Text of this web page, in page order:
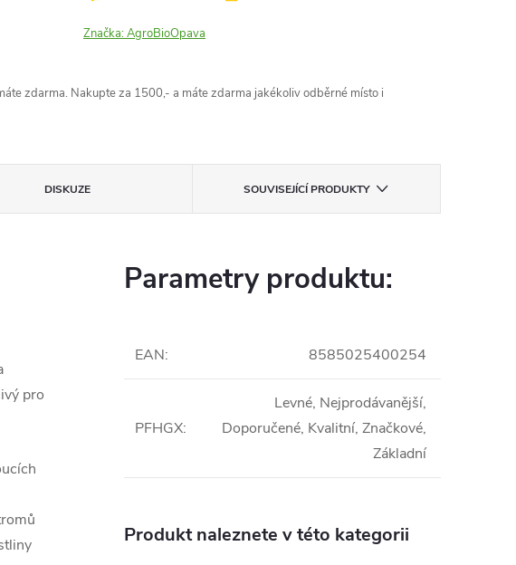
Značka:AgroBioOpava
zdarma. Nakupte za 1500,- a máte zdarma jakékoliv odběrné místo i
DISKUZE SOUVISEJÍCÍ PRODUKTY
pro
Parametry produktu:
EAN: 8585025400254
PFHGX:
Levné, Nejprodávanější,
Doporučené, Kvalitní, Značkové,
Základní
Produkt naleznete v této kategorii